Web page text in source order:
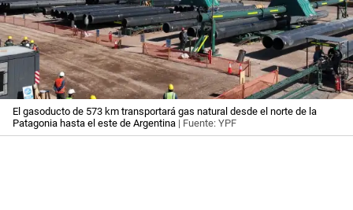
El gasoducto de 573 km transportará gas natural desde el norte de la
Patagonia hasta el este de Argentina | Fuente: YPF